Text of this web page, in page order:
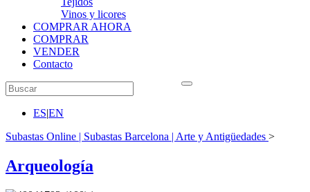
Vinos y licores
COMPRAR AHORA
COMPRAR
VENDER
Contacto
ES|EN
Subastas Online | Subastas Barcelona | Arte y Antigüedades >
Arqueología